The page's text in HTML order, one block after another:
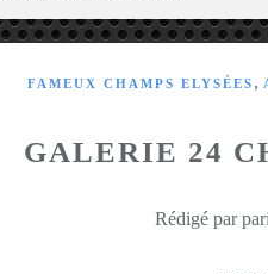
FAMEUX CHAMPS ELYSÉES ,
GALERIE 24
Rédigé par